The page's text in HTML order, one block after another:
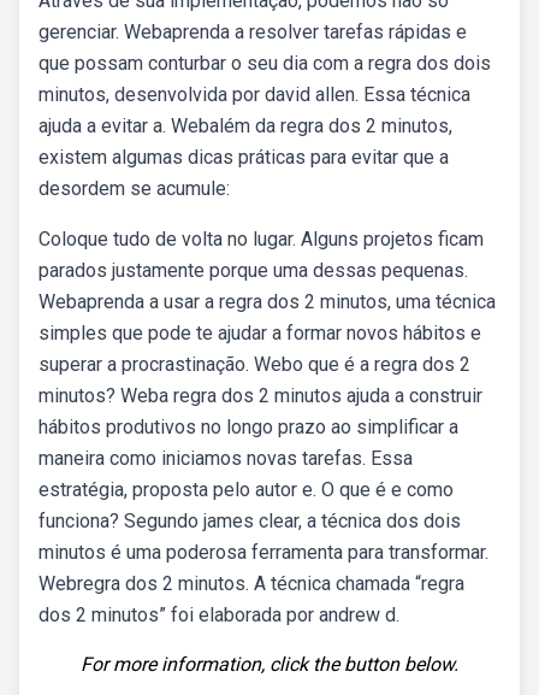
gerenciar. Webaprenda a resolver tarefas rápidas e
que possam conturbar o seu dia com a regra dos dois
minutos, desenvolvida por david allen. Essa técnica
ajuda a evitar a. Webalém da regra dos 2 minutos,
existem algumas dicas práticas para evitar que a
desordem se acumule:
Coloque tudo de volta no lugar. Alguns projetos ficam
parados justamente porque uma dessas pequenas.
Webaprenda a usar a regra dos 2 minutos, uma técnica
simples que pode te ajudar a formar novos hábitos e
superar a procrastinação. Webo que é a regra dos 2
minutos? Weba regra dos 2 minutos ajuda a construir
hábitos produtivos no longo prazo ao simplificar a
maneira como iniciamos novas tarefas. Essa
estratégia, proposta pelo autor e. O que é e como
funciona? Segundo james clear, a técnica dos dois
minutos é uma poderosa ferramenta para transformar.
Webregra dos 2 minutos. A técnica chamada “regra
dos 2 minutos” foi elaborada por andrew d.
For more information, click the button below.